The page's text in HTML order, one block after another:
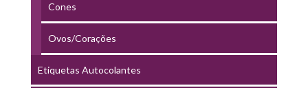
Cones
Ovos/Corações
Etiquetas Autocolantes